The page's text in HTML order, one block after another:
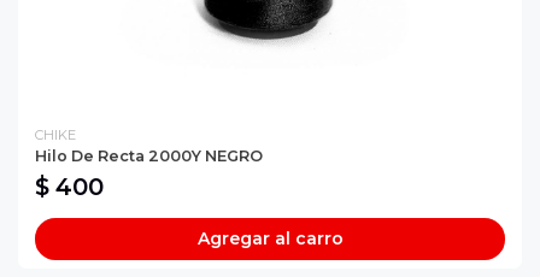
CHIKE
Hilo De Recta 2000Y NEGRO
$ 400
Agregar al carro